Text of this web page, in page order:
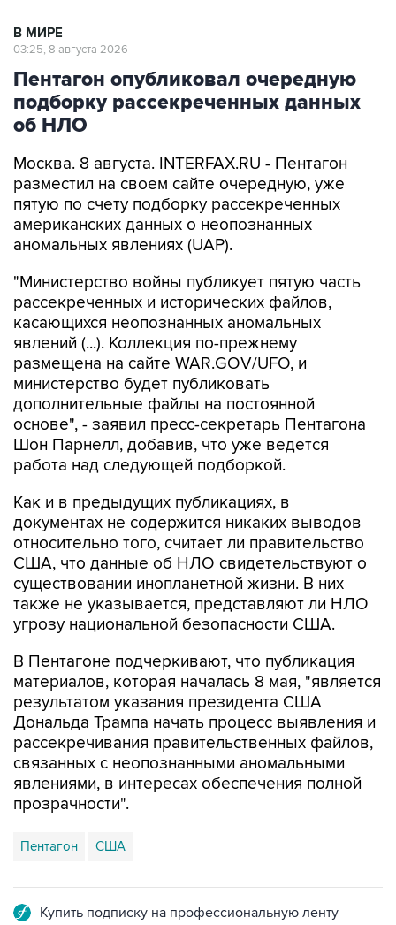
В МИРЕ
03:25, 8 августа 2026
Пентагон опубликовал очередную
подборку рассекреченных данных
об НЛО
Москва. 8 августа. INTERFAX.RU - Пентагон
разместил на своем сайте очередную, уже
пятую по счету подборку рассекреченных
американских данных о неопознанных
аномальных явлениях (UAP).
"Министерство войны публикует пятую часть
рассекреченных и исторических файлов,
касающихся неопознанных аномальных
явлений (...). Коллекция по-прежнему
размещена на сайте WAR.GOV/UFO, и
министерство будет публиковать
дополнительные файлы на постоянной
основе", - заявил пресс-секретарь Пентагона
Шон Парнелл, добавив, что уже ведется
работа над следующей подборкой.
Как и в предыдущих публикациях, в
документах не содержится никаких выводов
относительно того, считает ли правительство
США, что данные об НЛО свидетельствуют о
существовании инопланетной жизни. В них
также не указывается, представляют ли НЛО
угрозу национальной безопасности США.
В Пентагоне подчеркивают, что публикация
материалов, которая началась 8 мая, "является
результатом указания президента США
Дональда Трампа начать процесс выявления и
рассекречивания правительственных файлов,
связанных с неопознанными аномальными
явлениями, в интересах обеспечения полной
прозрачности".
Пентагон США
Купить подписку на профессиональную ленту